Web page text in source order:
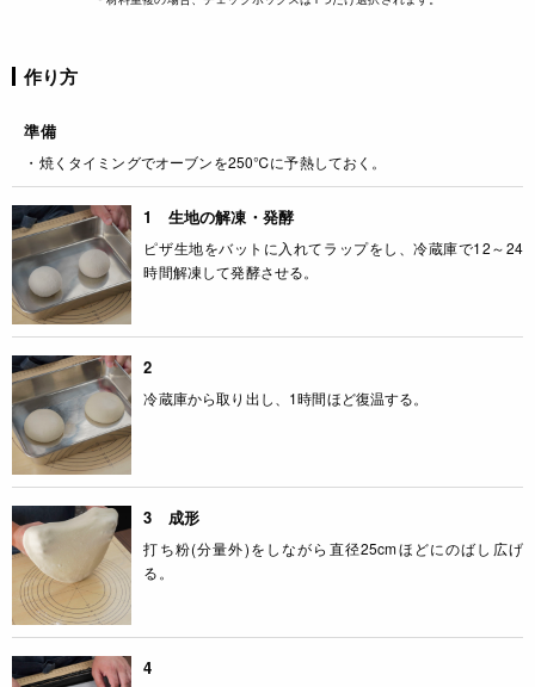
作り方
準備
・焼くタイミングでオーブンを250℃に予熱しておく。
1 生地の解凍・発酵
ピザ生地をバットに入れてラップをし、冷蔵庫で12～24
時間解凍して発酵させる。
2
冷蔵庫から取り出し、1時間ほど復温する。
3 成形
打ち粉(分量外)をしながら直径25cmほどにのばし広げ
る。
4